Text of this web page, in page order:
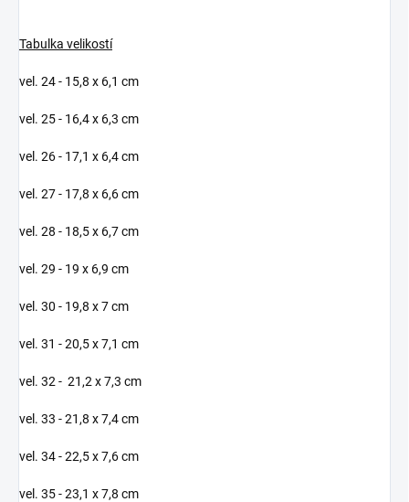
Tabulka velikostí
vel. 24 - 15,8 x 6,1 cm
vel. 25 - 16,4 x 6,3 cm
vel. 26 - 17,1 x 6,4 cm
vel. 27 - 17,8 x 6,6 cm
vel. 28 - 18,5 x 6,7 cm
vel. 29 - 19 x 6,9 cm
vel. 30 - 19,8 x 7 cm
vel. 31 - 20,5 x 7,1 cm
vel. 32 - 21,2 x 7,3 cm
vel. 33 - 21,8 x 7,4 cm
vel. 34 - 22,5 x 7,6 cm
vel. 35 - 23,1 x 7,8 cm